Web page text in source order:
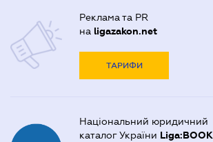
Реклама та PR
на ligazakon.net
ТАРИФИ
Національний юридичний
каталог України Liga:BOOK